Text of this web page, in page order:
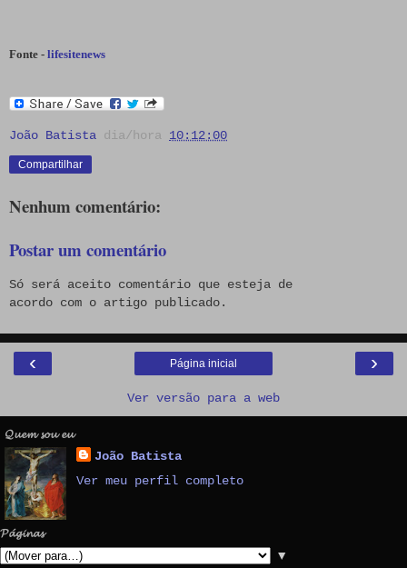
Fonte - lifesitenews
João Batista dia/hora 10:12:00
Compartilhar
Nenhum comentário:
Postar um comentário
Só será aceito comentário que esteja de
acordo com o artigo publicado.
‹ ›
Página inicial
Ver versão para a web
𝓠𝓾𝓮𝓶 𝓼𝓸𝓾 𝓮𝓾
João Batista
Ver meu perfil completo
𝓟𝓪́𝓰𝓲𝓷𝓪𝓼
▼